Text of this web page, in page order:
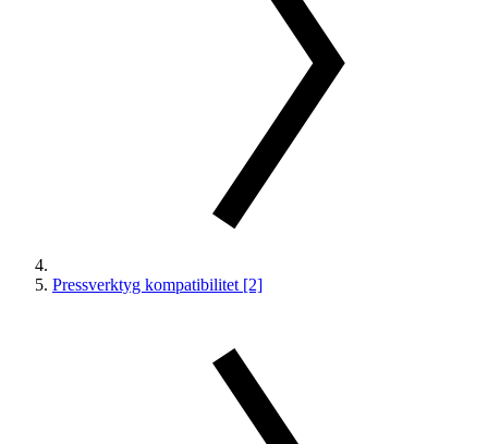
Pressverktyg kompatibilitet [2]